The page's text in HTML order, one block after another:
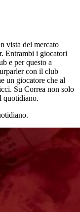
vista del mercato
Entrambi i giocatori
e per questo a
con il club
un giocatore che al
Su Correa non solo
quotidiano.